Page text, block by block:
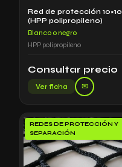
Red de protección 10×10
(HPP polipropileno)
Blanco o negro
HPP polipropileno
Consultar precio
Ver ficha ✉
REDES DE PROTECCIÓN Y
SEPARACIÓN